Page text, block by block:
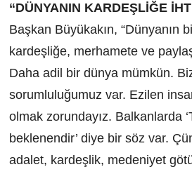
“DÜNYANIN KARDEŞLİĞE
Başkan Büyükakın, “Dünyanın
kardeşliğe, merhamete ve
Daha adil bir dünya mümkün.
sorumluluğumuz var. Ezilen
olmak zorundayız. Balkanlarda
beklenendir’ diye bir söz var.
adalet, kardeşlik, medeniyet